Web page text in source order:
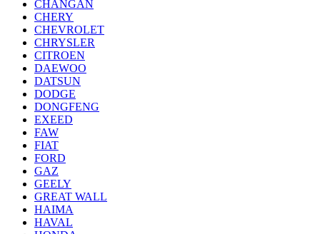
CHANGAN
CHERY
CHEVROLET
CHRYSLER
CITROEN
DAEWOO
DATSUN
DODGE
DONGFENG
EXEED
FAW
FIAT
FORD
GAZ
GEELY
GREAT WALL
HAIMA
HAVAL